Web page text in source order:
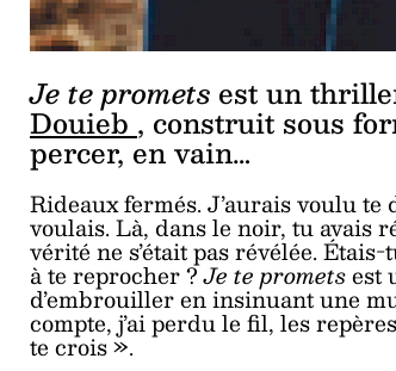
Je te promets est un
Douieb , construit sous
percer, en vain…
Rideaux fermés. J’aurais voulu te
voulais. Là, dans le noir, tu avais
vérité ne s’était pas révélée.
à te reprocher ?Je te prometsest
d’embrouiller en insinuant une
compte, j’ai perdu le fil, les
te crois ».